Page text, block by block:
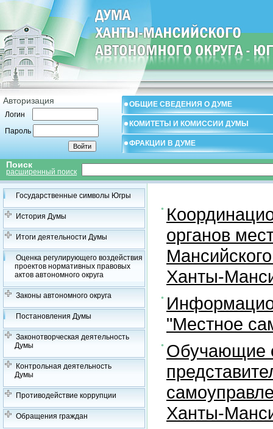
Авторизация
Логин
Пароль
ОБЩИЕ СВЕДЕНИЯ О ДУМЕ
КОМИТЕТЫ И КОМИССИИ ДУМЫ
ФРАКЦИИ В ДУМЕ
Поиск
расширенный поиск
Государственные символы Югры
История Думы
Итоги деятельности Думы
Оценка регулирующего воздействия
проектов нормативных правовых
актов автономного округа
Законы автономного округа
Постановления Думы
Законотворческая деятельность
Думы
Контрольная деятельность
Думы
Противодействие коррупции
Обращения граждан
органов
Ханты-
"Местное
Обучающие
Ханты-